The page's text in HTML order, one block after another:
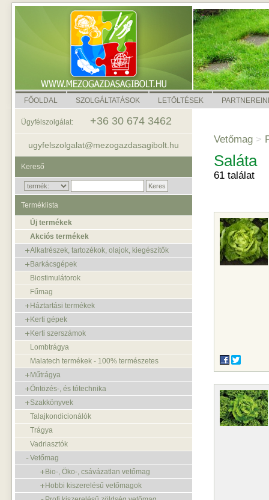
FŐOLDAL SZOLGÁLTATÁSOK LETÖLTÉSEK
Vetőmag >
Saláta
61 találat
Ügyfélszolgálat: +36 30 674 3462
ugyfelszolgalat@mezogazdasagibolt.hu
Kereső
Terméklista
Új termékek
Akciós termékek
Alkatrészek, tartozékok, olajok, kiegészítők
Barkácsgépek
Biostimulátorok
Fűmag
Háztartási termékek
Kerti gépek
Kerti szerszámok
Lombtrágya
Malatech termékek - 100% természetes
Műtrágya
Öntözés-, és tótechnika
Szakkönyvek
Talajkondicionálók
Trágya
Vadriasztók
Vetőmag
Bio-, Öko-, csávázatlan vetőmag
Hobbi kiszerelésű vetőmagok